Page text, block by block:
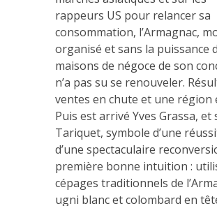
rappeurs US pour relancer sa
consommation, l’Armagnac,
organisé et sans la puissance
maisons de négoce de son
n’a pas su se renouveler.
ventes en chute et une région
Puis est arrivé Yves Grassa, et
Tariquet, symbole d’une
d’une spectaculaire
première bonne intuition :
cépages traditionnels de
ugni blanc et colombard en